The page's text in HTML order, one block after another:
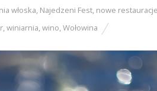
włoska, Najedzeni Fest, nowe restauracje
,winiarnia,wino,Wołowina